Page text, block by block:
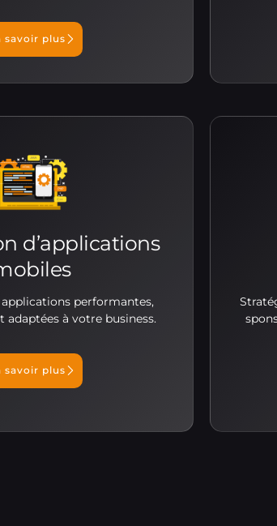
savoir plus
d’applications
applications performantes,
adaptées à votre business.
savoir plus